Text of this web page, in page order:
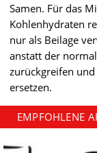
Samen. Für das
Kohlenhydraten
nur als Beilage
anstatt der
zurückgreifen
ersetzen.
EMPFOHLENE